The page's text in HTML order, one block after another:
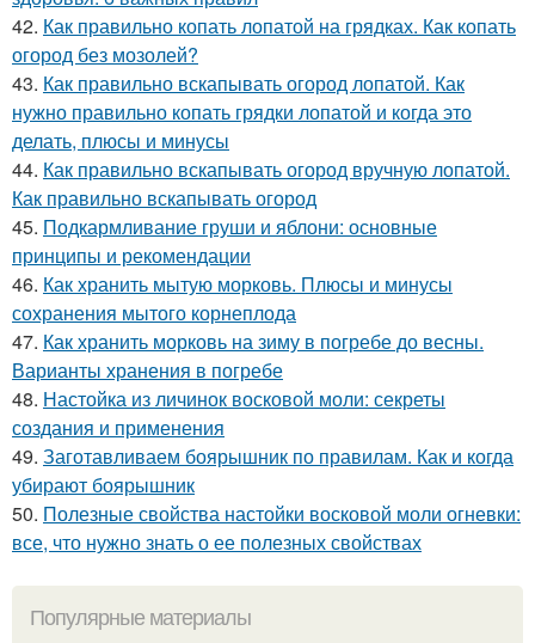
42. Как правильно копать лопатой на грядках. Как копать
огород без мозолей?
43. Как правильно вскапывать огород лопатой. Как
нужно правильно копать грядки лопатой и когда это
делать, плюсы и минусы
44. Как правильно вскапывать огород вручную лопатой.
Как правильно вскапывать огород
45. Подкармливание груши и яблони: основные
принципы и рекомендации
46. Как хранить мытую морковь. Плюсы и минусы
сохранения мытого корнеплода
47. Как хранить морковь на зиму в погребе до весны.
Варианты хранения в погребе
48. Настойка из личинок восковой моли: секреты
создания и применения
49. Заготавливаем боярышник по правилам. Как и когда
убирают боярышник
50. Полезные свойства настойки восковой моли огневки:
все, что нужно знать о ее полезных свойствах
Популярные материалы